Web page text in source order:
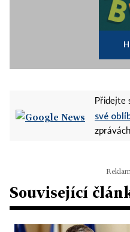
Přidejte
své
Související